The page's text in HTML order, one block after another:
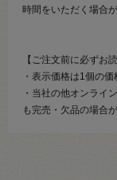
時間をいただく場合
【ご注文前に必ずお
・表示価格は1個の価
・当社の他オンライ
も完売・欠品の場合